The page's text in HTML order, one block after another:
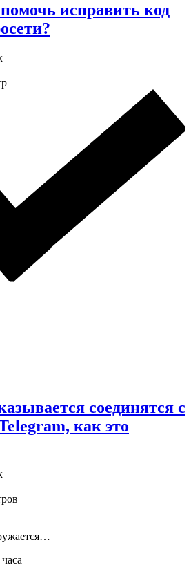
исправить код
соединятся с
как это